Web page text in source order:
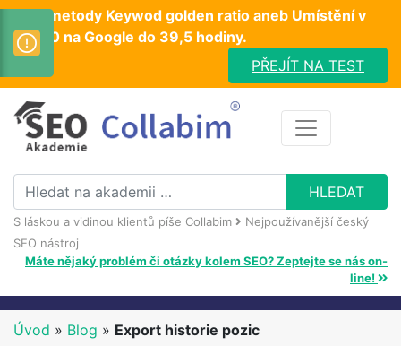
Test metody Keywod golden ratio aneb Umístění v
TOP10 na Google do 39,5 hodiny.
PŘEJÍT NA TEST
S láskou a vidinou klientů píše Collabim
Nejpoužívanější český
SEO nástroj
Máte nějaký problém či otázky kolem SEO? Zeptejte se nás on-
line!
Úvod » Blog » Export historie pozic